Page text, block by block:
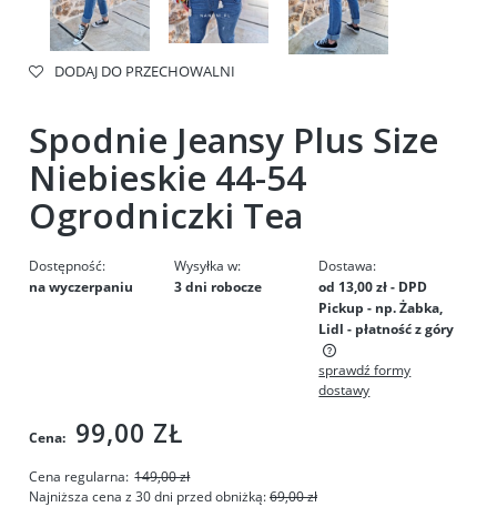
DODAJ DO PRZECHOWALNI
Spodnie Jeansy Plus Size
Niebieskie 44-54
Ogrodniczki Tea
Dostępność:
na wyczerpaniu
Wysyłka w:
3 dni robocze
Dostawa:
od 13,00 zł- DPD
Pickup - np. Żabka,
Lidl - płatność z góry
Cena nie zawiera ewentualnych kosztów płatności
sprawdź formy
dostawy
Cena: 99,00 ZŁ
Cena regularna: 149,00 zł
Najniższa cena z 30 dni przed obniżką:69,00 zł